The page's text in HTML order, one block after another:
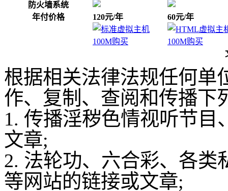
防火墙系统
年付价格
120元/年 60元/年
根据相关法律法规任何单
作、复制、查阅和传播下
1. 传播淫秽色情视听节
文章;
2. 法轮功、六合彩、各类
等网站的链接或文章;